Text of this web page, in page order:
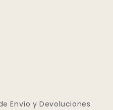
Envío y Devoluciones